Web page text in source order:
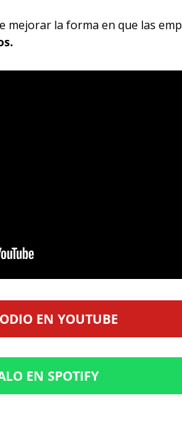
mejorar la forma en que las
EN YOUTUBE
EN SPOTIFY